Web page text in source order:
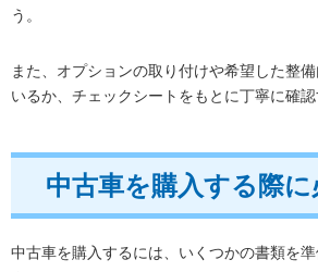
う。
また、オプションの取り付けや希望した整
いるか、チェックシートをもとに丁寧に確認
中古車を購入する際
中古車を購入するには、いくつかの書類を